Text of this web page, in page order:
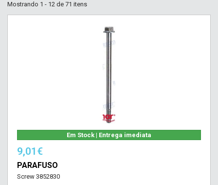
Mostrando 1 - 12 de 71 itens
Em Stock | Entrega imediata
9,01€
PARAFUSO
Screw 3852830